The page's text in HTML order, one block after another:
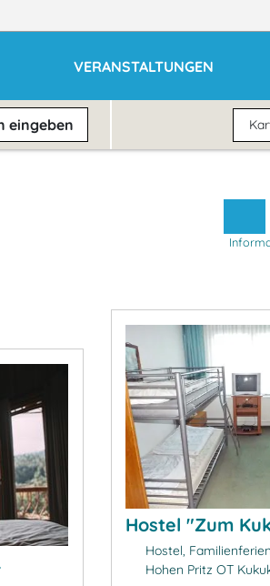
VERANSTALTUNGEN
eingeben
Hostel "Zum
Hostel,
Hohen Pritz OT